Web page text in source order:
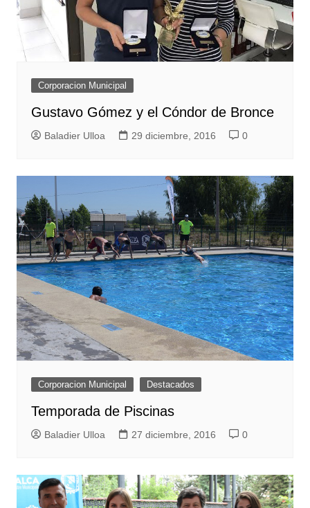
Corporacion Municipal
Gustavo Gómez y el Cóndor de Bronce
Baladier Ulloa 29 diciembre, 2016 0
Corporacion Municipal Destacados
Temporada de Piscinas
Baladier Ulloa 27 diciembre, 2016 0